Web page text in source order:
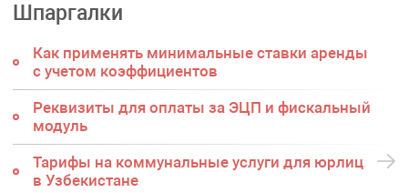
Шпаргалки
Как применять минимальные ставки аренды
с учетом коэффициентов
Реквизиты для оплаты за ЭЦП и фискальный
модуль
Тарифы на коммунальные услуги для юрлиц
в Узбекистане